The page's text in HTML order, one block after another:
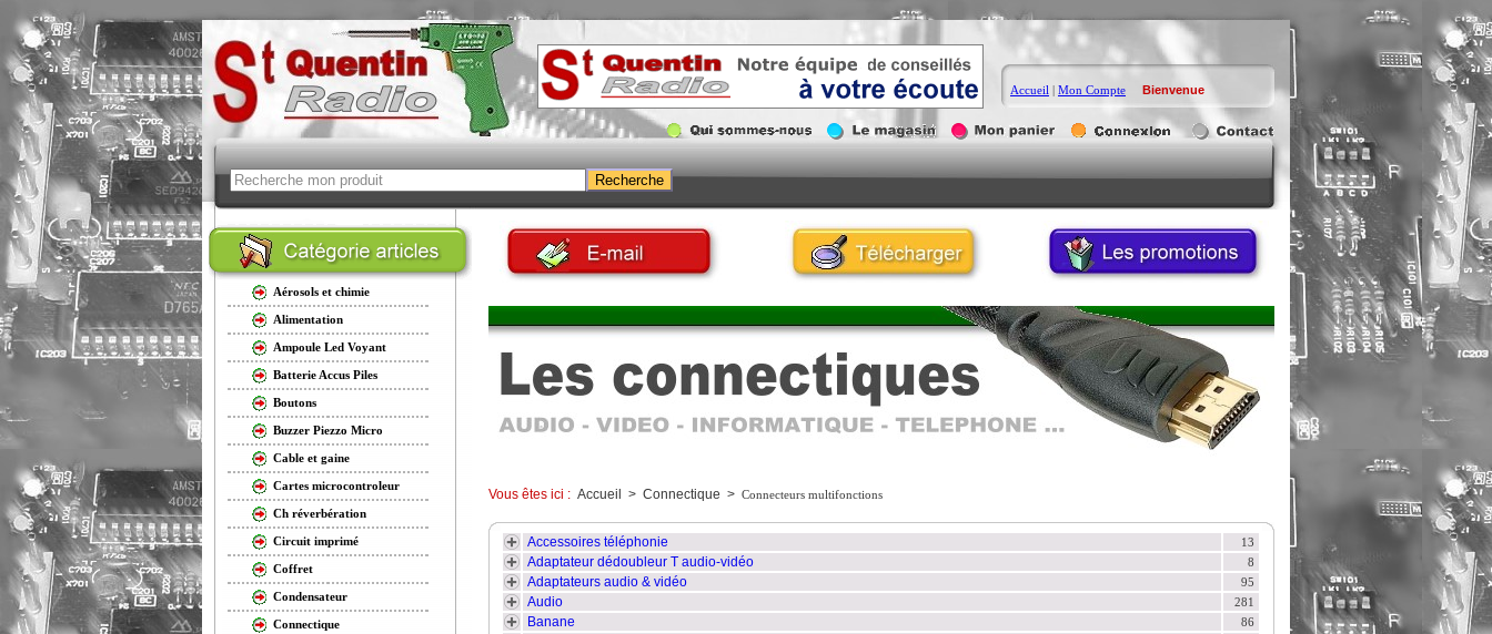
Accueil | Mon Compte Bienvenue
Aérosols et chimie
Alimentation
Ampoule Led Voyant
Batterie Accus Piles
Boutons
Buzzer Piezzo Micro
Cable et gaine
Cartes microcontroleur
Ch réverbération
Circuit imprimé
Coffret
Condensateur
Connectique
Vous êtes ici : Accueil > Connectique > Connecteurs multifonctions
Accessoires téléphonie 13
Adaptateur dédoubleur T audio-vidéo 8
Adaptateurs audio & vidéo 95
Audio 281
Banane 86